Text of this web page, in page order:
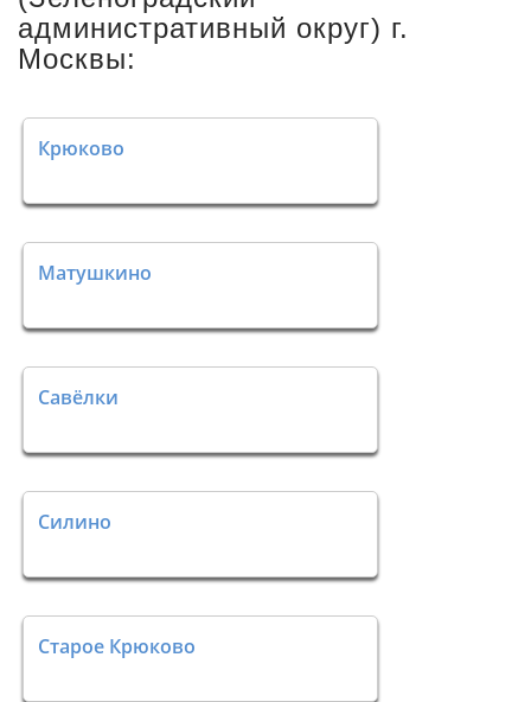
административный округ) г.
Москвы:
Крюково
Матушкино
Савёлки
Силино
Старое Крюково